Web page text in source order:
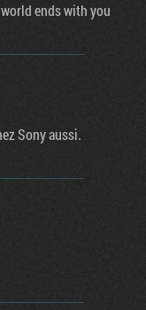
ends with you
Sony aussi.